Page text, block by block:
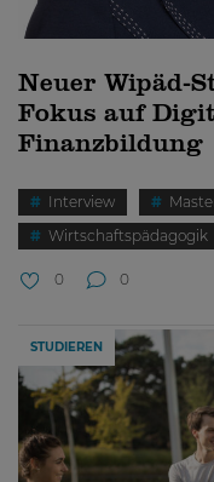
Neuer Wipäd-
Fokus auf
Finanzbildung
Interview
Wirtschaftspädagogik
0 0
STUDIEREN